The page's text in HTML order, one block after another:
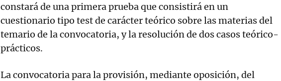
constará de una primera prueba que consistirá en un
cuestionario tipo test de carácter teórico sobre las materias del
temario de la convocatoria, y la resolución de dos casos teórico-
prácticos.
La convocatoria para la provisión, mediante oposición, del